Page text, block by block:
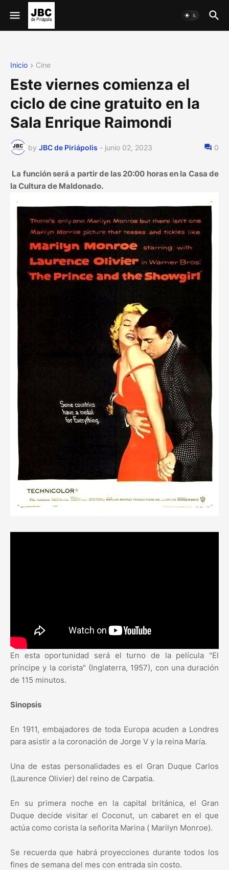
Inicio Cine
Este viernes comienza el
ciclo de cine gratuito en la
Sala Enrique Raimondi
by JBC de Piriápolis - junio 02, 2023 0
La función será a partir de las 20:00 horas en la Casa de
la Cultura de Maldonado.
En esta oportunidad será el turno de la película "El
príncipe y la corista" (Inglaterra, 1957), con una duración
de 115 minutos.
Sinopsis
En 1911, embajadores de toda Europa acuden a Londres
para asistir a la coronación de Jorge V y la reina María.
Una de estas personalidades es el Gran Duque Carlos
(Laurence Olivier) del reino de Carpatia.
En su primera noche en la capital británica, el Gran
Duque decide visitar el Coconut, un cabaret en el que
actúa como corista la señorita Marina ( Marilyn Monroe).
Se recuerda que habrá proyecciones durante todos los
fines de semana del mes con entrada sin costo.